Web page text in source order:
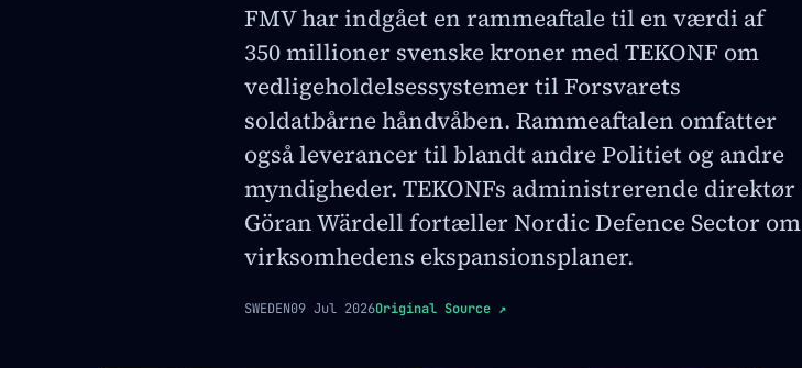
FMV har indgået en rammeaftale til en værdi af
350 millioner svenske kroner med TEKONF om
vedligeholdelsessystemer til Forsvarets
soldatbårne håndvåben. Rammeaftalen omfatter
også leverancer til blandt andre Politiet og andre
myndigheder. TEKONFs administrerende direktør
Göran Wärdell fortæller Nordic Defence Sector om
virksomhedens ekspansionsplaner.
SWEDEN09 Jul 2026Original Source ↗